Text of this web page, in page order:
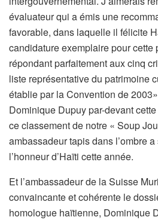
évaluateur qui a émis une
favorable, dans laquelle il félicite
candidature exemplaire pour cette
répondant parfaitement aux cinq
liste représentative du patrimoine
établie par la Convention de
Dominique Dupuy par-devant
ce classement de notre « Soup
ambassadeur tapis dans l’ombre
l’honneur d’Haïti cette année.
Et l’ambassadeur de la Suisse
convaincante et cohérente le
homologue haïtienne, Dominique